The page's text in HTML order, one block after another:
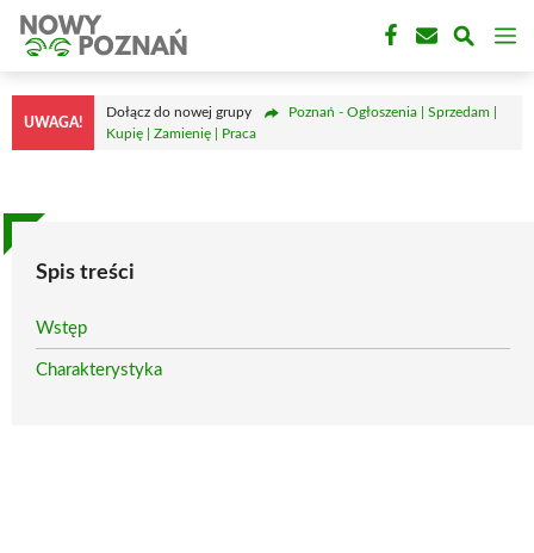
Przejdź
treści
UWAGA!
Dołącz do nowej grupy
Poznań - Ogłoszenia | Sprzedam |
Kupię | Zamienię | Praca
Spis treści
Wstęp
Charakterystyka